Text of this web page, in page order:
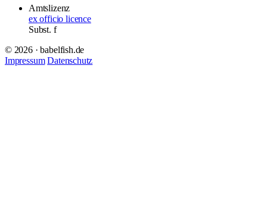
Amtslizenz
ex officio licence
Subst. f
© 2026 · babelfish.de
Impressum Datenschutz